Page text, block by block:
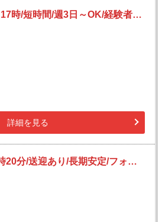
【午後から】12時～17時/短時間/週3日～OK/経験者さん・ブランクさん歓迎/フォークリフトでの仕分け
詳細を見る
【日勤】8時半～17時20分/送迎あり/長期安定/フォークリフト/農業・林業用機械の構内運搬